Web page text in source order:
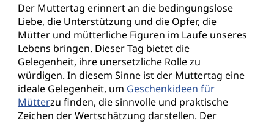
Der Muttertag erinnert an die bedingungslose
Liebe, die Unterstützung und die Opfer, die
Mütter und mütterliche Figuren im Laufe unseres
Lebens bringen. Dieser Tag bietet die
Gelegenheit, ihre unersetzliche Rolle zu
würdigen. In diesem Sinne ist der Muttertag eine
ideale Gelegenheit, um Geschenkideen für
Mütterzu finden, die sinnvolle und praktische
Zeichen der Wertschätzung darstellen. Der